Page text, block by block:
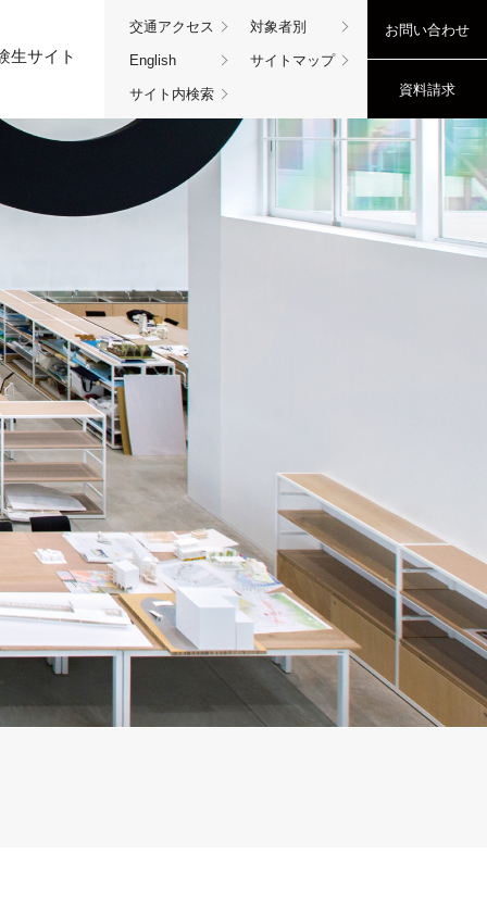
交通アクセス 対象者別
English サイトマップ
サイト内検索
お問い合わせ
資料請求
生サイト